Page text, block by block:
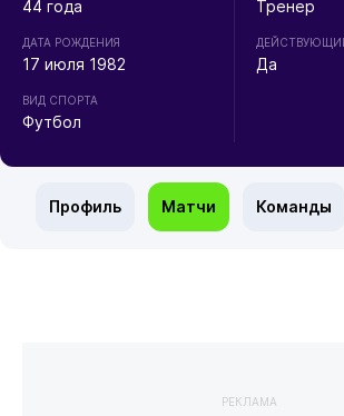
44 года
ДАТА РОЖДЕНИЯ
17 июля 1982
ВИД СПОРТА
Футбол
Тренер
Да
Профиль Матчи Команды
РЕКЛАМА